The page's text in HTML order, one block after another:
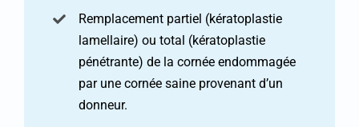
Remplacement partiel (kératoplastie
lamellaire) ou total (kératoplastie
pénétrante) de la cornée endommagée
par une cornée saine provenant d’un
donneur.